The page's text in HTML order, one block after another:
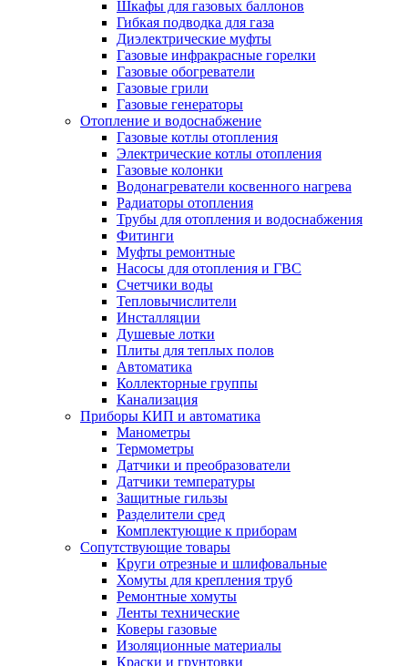
Шкафы для газовых баллонов
Гибкая подводка для газа
Диэлектрические муфты
Газовые инфракрасные горелки
Газовые обогреватели
Газовые грили
Газовые генераторы
Отопление и водоснабжение
Газовые котлы отопления
Электрические котлы отопления
Газовые колонки
Водонагреватели косвенного нагрева
Радиаторы отопления
Трубы для отопления и водоснабжения
Фитинги
Муфты ремонтные
Насосы для отопления и ГВС
Счетчики воды
Тепловычислители
Инсталляции
Душевые лотки
Плиты для теплых полов
Автоматика
Коллекторные группы
Канализация
Приборы КИП и автоматика
Манометры
Термометры
Датчики и преобразователи
Датчики температуры
Защитные гильзы
Разделители сред
Комплектующие к приборам
Сопутствующие товары
Круги отрезные и шлифовальные
Хомуты для крепления труб
Ремонтные хомуты
Ленты технические
Коверы газовые
Изоляционные материалы
Краски и грунтовки